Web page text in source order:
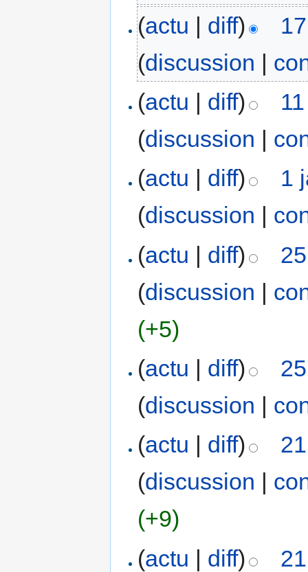
(actu | diff)
(discussion |
(actu | diff)
(discussion |
(actu | diff)
1
(discussion |
(actu | diff)
(discussion |
(+5)
(actu | diff)
(discussion |
(actu diff)
(discussion
(+9)
(actu | diff)